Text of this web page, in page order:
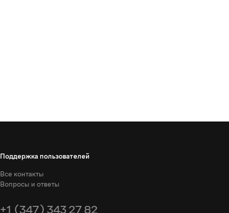
Поддержка пользователей
Все контакты
Вопросы и ответы
+1 (347) 343 27 82